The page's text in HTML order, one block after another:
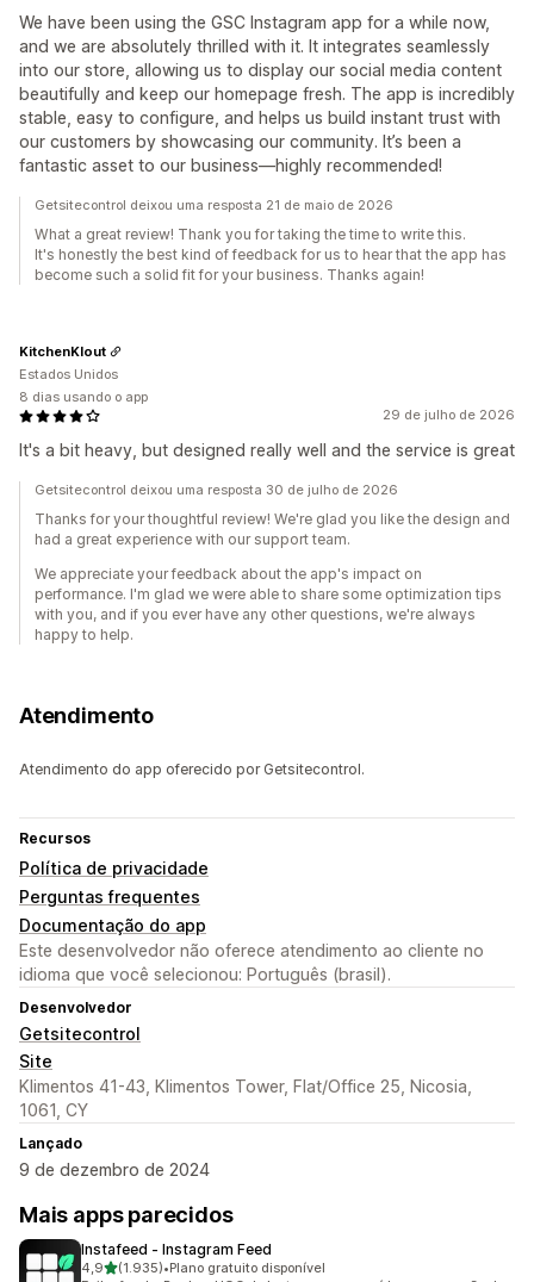
We have been using the GSC Instagram app for a while now,
and we are absolutely thrilled with it. It integrates seamlessly
into our store, allowing us to display our social media content
beautifully and keep our homepage fresh. The app is incredibly
stable, easy to configure, and helps us build instant trust with
our customers by showcasing our community. It’s been a
fantastic asset to our business—highly recommended!
Getsitecontrol deixou uma resposta 21 de maio de 2026
What a great review! Thank you for taking the time to write this.
It's honestly the best kind of feedback for us to hear that the app has
become such a solid fit for your business. Thanks again!
29 de julho de 2026
It's a bit heavy, but designed really well and the service is great
KitchenKlout
Estados Unidos
8 dias usando o app
Getsitecontrol deixou uma resposta 30 de julho de 2026
Thanks for your thoughtful review! We're glad you like the design and
had a great experience with our support team.
We appreciate your feedback about the app's impact on
performance. I'm glad we were able to share some optimization tips
with you, and if you ever have any other questions, we're always
happy to help.
Atendimento
Atendimento do app oferecido por Getsitecontrol.
Recursos
Política de privacidade
Perguntas frequentes
Documentação do app
Este desenvolvedor não oferece atendimento ao cliente no
idioma que você selecionou: Português (brasil).
Desenvolvedor
Getsitecontrol
Site
Klimentos 41-43, Klimentos Tower, Flat/Office 25, Nicosia,
1061, CY
Lançado
9 de dezembro de 2024
Mais apps parecidos
Instafeed ‑ Instagram Feed
4,9de 5 estrelas
(1.935)
1935 avaliações ao todo
•Plano gratuito disponível